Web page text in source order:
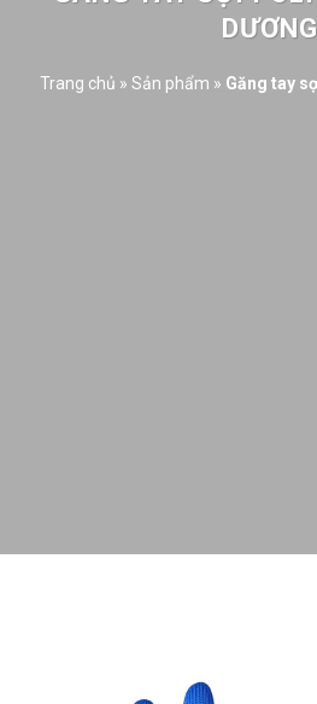
DƯƠNG
Trang chủ » Sản phẩm » Găng tay